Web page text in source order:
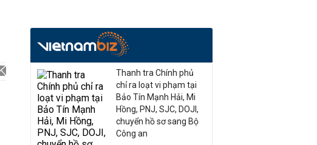
Thanh tra Chính phủ
chỉ ra loạt vi phạm tại
Bảo Tín Mạnh Hải, Mi
Hồng, PNJ, SJC, DOJI,
chuyển hồ sơ sang Bộ
Công an